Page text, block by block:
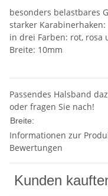
besonders belastbares
starker Karabinerhaken:
in drei Farben: rot, rosa
Breite: 10mm
Passendes Halsband
oder fragen Sie nach!
Breite:
Informationen zur
Bewertungen
Kunden